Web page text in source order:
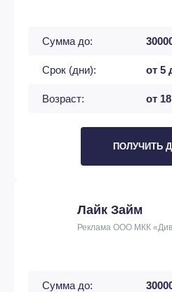
Сумма до:
Срок (дни): от 5
Возраст: от
ПОЛУЧИТЬ
Лайк Займ
Реклама ООО МКК
Сумма до: